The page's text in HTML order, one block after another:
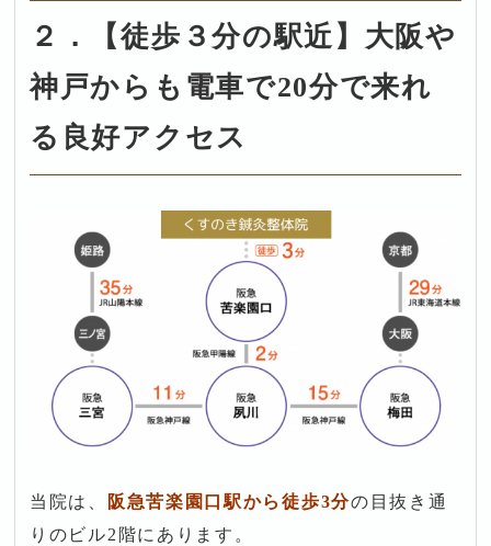
２．【徒歩３分の駅近】大阪や
神戸からも電車で20分で来れ
る良好アクセス
当院は、 阪急苦楽園口駅から徒歩3分の目抜き通
りのビル2階にあります。